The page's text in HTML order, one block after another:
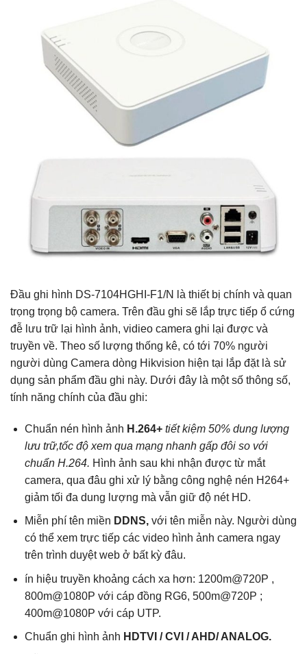
Đầu ghi hình DS-7104HGHI-F1/N là thiết bị chính và quan
trọng trọng bộ camera. Trên đầu ghi sẽ lắp trực tiếp ổ cứng
đễ lưu trữ lại hình ảnh, vidieo camera ghi lại được và
truyền về. Theo số lượng thống kê, có tới 70% người
người dùng Camera dòng Hikvision hiện tại lắp đặt là sử
dụng sản phẩm đầu ghi này. Dưới đây là một số thông số,
tính năng chính của đầu ghi:
Chuẩn nén hình ảnh H.264+ tiết kiệm 50% dung lượng
lưu trữ,tốc độ xem qua mạng nhanh gấp đôi so với
chuẩn H.264. Hình ảnh sau khi nhận được từ mắt
camera, qua đâu ghi xử lý bằng công nghệ nén H264+
giảm tối đa dung lượng mà vẫn giữ độ nét HD.
Miễn phí tên miền DDNS, với tên miễn này. Người dùng
có thể xem trực tiếp các video hình ảnh camera ngay
trên trình duyệt web ở bất kỳ đâu.
ín hiệu truyền khoảng cách xa hơn: 1200m@720P ,
800m@1080P với cáp đồng RG6, 500m@720P ;
400m@1080P với cáp UTP.
Chuẩn ghi hình ảnh HDTVI / CVI / AHD/ ANALOG.